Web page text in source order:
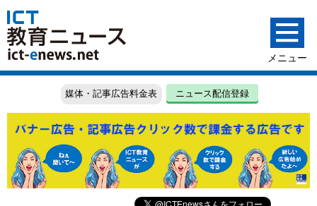
媒体・記事広告料金表 ニュース配信登録